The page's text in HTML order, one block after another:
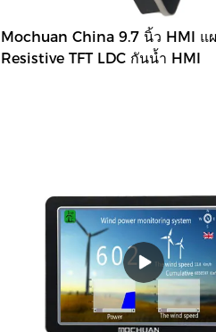
Mochuan China 9.7 นิ้ว HMI แ
Resistive TFT LDC กันน้ำ HMI